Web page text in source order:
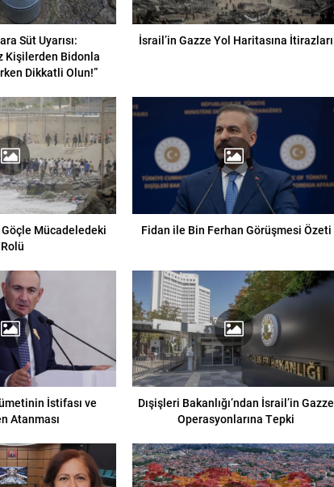
Süt Uyarısı:
Kişilerden Bidonla
Dikkatli Olun!”
İsrail’in Gazze Yol Haritasına İtirazları
Göçle Mücadeledeki
Rolü
Fidan ile Bin Ferhan Görüşmesi Özeti
İstifası ve
Atanması
Dışişleri Bakanlığı’ndan İsrail’in Gazze
Operasyonlarına Tepki